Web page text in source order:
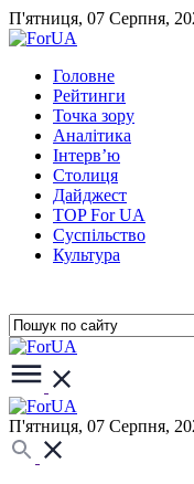
П'ятниця, 07 Серпня,
Головне
Рейтинги
Точка зору
Аналітика
Інтерв’ю
Столиця
Дайджест
TOP For UA
Суспiльство
Культура
П'ятниця, 07 Серпня,